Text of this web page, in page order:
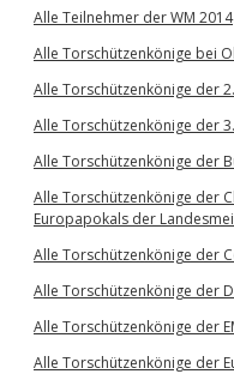
Alle Teilnehmer der WM 2014
Alle Torschützenkönige bei
Alle Torschützenkönige der
Alle Torschützenkönige der
Alle Torschützenkönige der
Alle Torschützenkönige der
Europapokals der
Alle Torschützenkönige der
Alle Torschützenkönige der
Alle Torschützenkönige der
Alle Torschützenkönige der